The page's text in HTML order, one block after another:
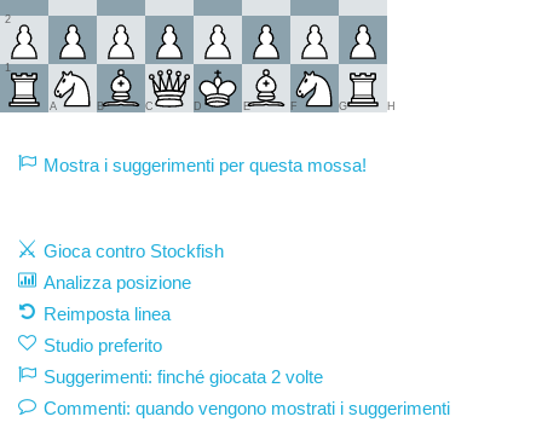
1
2
A B C D E F G H
Mostra i suggerimenti per questa mossa!
Gioca contro Stockfish
Analizza posizione
Reimposta linea
Studio preferito
Suggerimenti: finché giocata 2 volte
Commenti: quando vengono mostrati i suggerimenti